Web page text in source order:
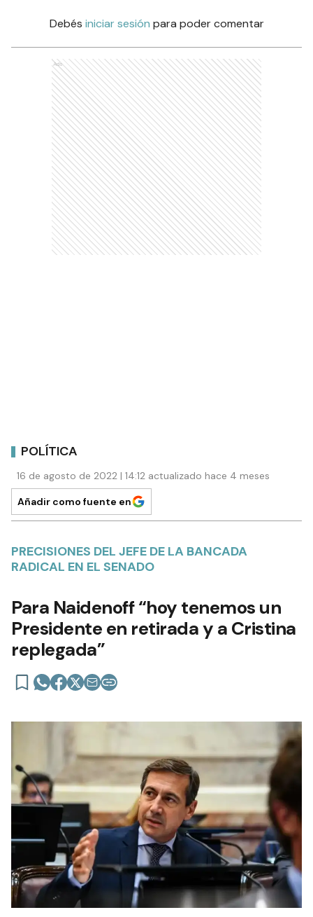
Debés iniciar sesión para poder comentar
Ads
POLÍTICA
16 de agosto de 2022 | 14:12 actualizado hace 4 meses
Añadir como fuente en
PRECISIONES DEL JEFE DE LA BANCADA
RADICAL EN EL SENADO
Para Naidenoff “hoy tenemos un
Presidente en retirada y a Cristina
replegada”